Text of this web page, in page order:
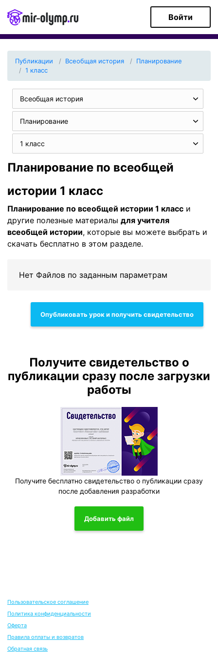
Войти
Публикации Всеобщая история
Планирование
1 класс
Всеобщая история
Планирование
1 класс
Планирование по всеобщей
истории 1 класс
Планирование по всеобщей истории 1 класс и
другие полезные материалы для учителя
всеобщей истории, которые вы можете выбрать и
скачать бесплатно в этом разделе.
Нет Файлов по заданным параметрам
Опубликовать урок и получить свидетельство
Получите свидетельство о
публикации сразу после загрузки
работы
Получите бесплатно свидетельство о публикации сразу
после добавления разработки
Добавить файл
Пользовательское соглашение
Политика конфиденциальности
Оферта
Правила оплаты и возвратов
Обратная связь